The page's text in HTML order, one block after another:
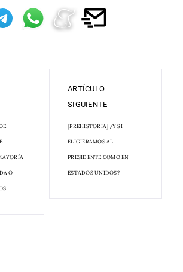
O
ARTÍCULO
SIGUIENTE
[PREHISTORIA] ¿Y SI
ELIGIÉRAMOS AL
PRESIDENTE COMO EN
ESTADOS UNIDOS?